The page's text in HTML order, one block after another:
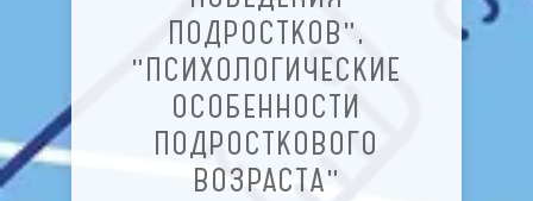
ПОДРОСТКОВ",
"ПСИХОЛОГИЧЕСКИЕ
ОСОБЕННОСТИ
ПОДРОСТКОВОГО
ВОЗРАСТА"